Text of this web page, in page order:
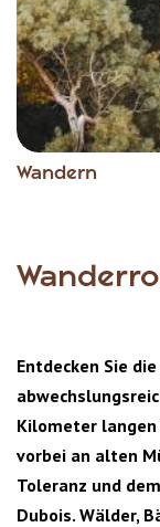
Wandern
Item
Entdecken Sie
Kilometer
vorbei an alten
Toleranz und
Dubois. Wälder,